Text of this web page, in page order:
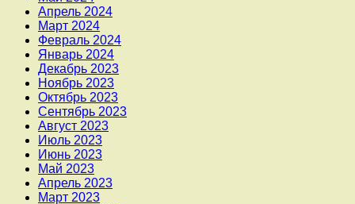
Апрель 2024
Март 2024
Февраль 2024
Январь 2024
Декабрь 2023
Ноябрь 2023
Октябрь 2023
Сентябрь 2023
Август 2023
Июль 2023
Июнь 2023
Май 2023
Апрель 2023
Март 2023